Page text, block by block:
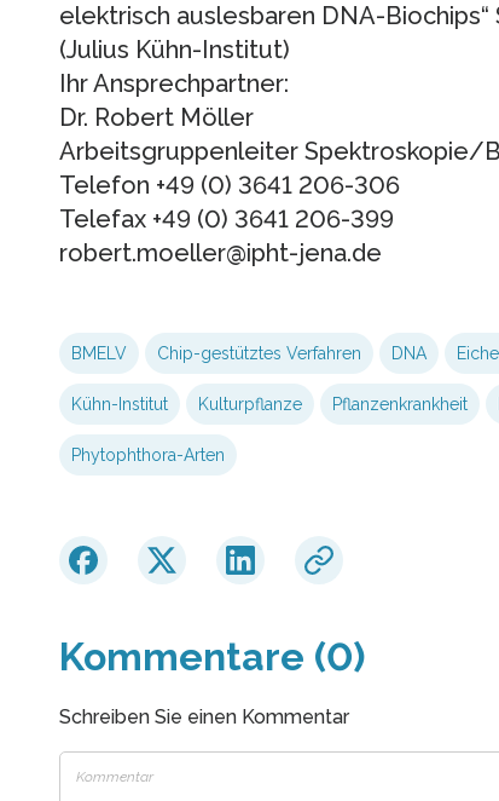
elektrisch auslesbaren DNA-Biochips“
(Julius Kühn-Institut)
Ihr Ansprechpartner:
Dr. Robert Möller
Arbeitsgruppenleiter Spektroskopie/
Telefon +49 (0) 3641 206-306
Telefax +49 (0) 3641 206-399
robert.moeller@ipht-jena.de
BMELV Chip-gestütztes Verfahren DNA
Kühn-Institut Kulturpflanze Pflanzenkrankheit
Phytophthora-Arten
Kommentare (0)
Schreiben Sie einen Kommentar